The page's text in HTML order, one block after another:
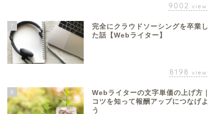
9002 view
7
完全にクラウドソーシングを卒業し
た話【Webライター】
8198 view
8
Webライターの文字単価の上げ方｜
コツを知って報酬アップにつなげよ
う